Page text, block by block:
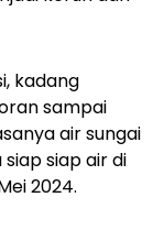
kadang
sampai
air sungai
siap air di
2024.